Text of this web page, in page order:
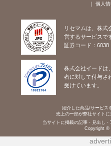
個人
リセマムは、株式
営するサービスで
証券コード：6038
株式会社イードは
者に対して付与さ
受けています。
紹介した商品/サービス
売上の一部が弊社サイトに
当サイトに掲載の記事・見出し
Copyright ©